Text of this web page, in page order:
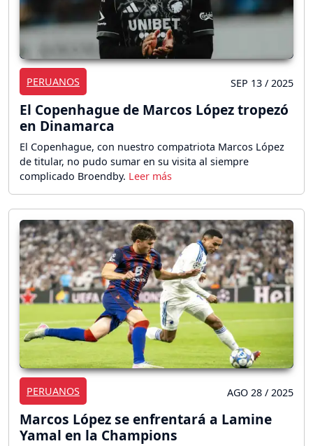
PERUANOS SEP 13 / 2025
El Copenhague de Marcos López tropezó
en Dinamarca
El Copenhague, con nuestro compatriota Marcos López
de titular, no pudo sumar en su visita al siempre
complicado Broendby.
PERUANOS AGO 28 / 2025
Marcos López se enfrentará a Lamine
Yamal en la Champions